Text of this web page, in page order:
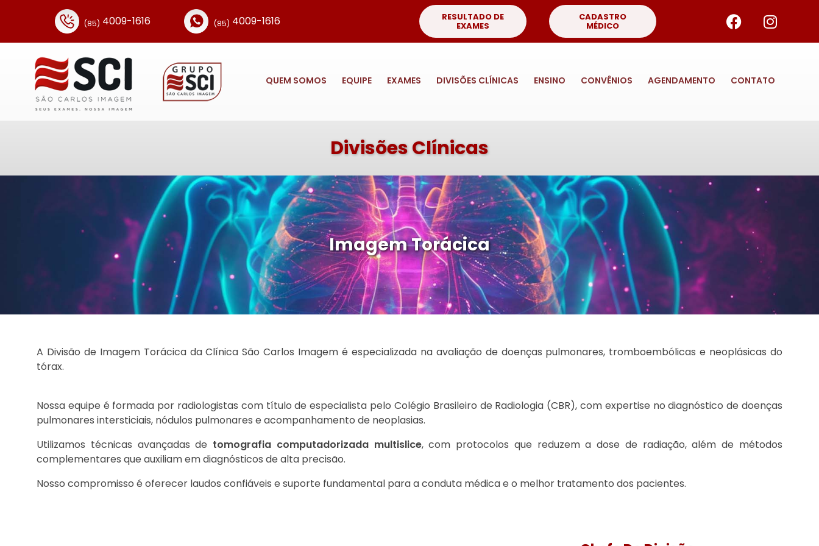
(85) 4009-1616 (85) 4009-1616 RESULTADO DE
EXAMES
CADASTRO
MÉDICO
QUEM SOMOS EQUIPE EXAMES DIVISÕES CLÍNICAS ENSINO CONVÊNIOS AGENDAMENTO CONTATO
Divisões Clínicas
Imagem Torácica
A Divisão de Imagem Torácica da Clínica São Carlos Imagem é especializada na avaliação de doenças pulmonares, tromboembólicas e neoplásicas do
tórax.
Nossa equipe é formada por radiologistas com título de especialista pelo Colégio Brasileiro de Radiologia (CBR), com expertise no diagnóstico de doenças
pulmonares intersticiais, nódulos pulmonares e acompanhamento de neoplasias.
Utilizamos técnicas avançadas de tomografia computadorizada multislice, com protocolos que reduzem a dose de radiação, além de métodos
complementares que auxiliam em diagnósticos de alta precisão.
Nosso compromisso é oferecer laudos confiáveis e suporte fundamental para a conduta médica e o melhor tratamento dos pacientes.